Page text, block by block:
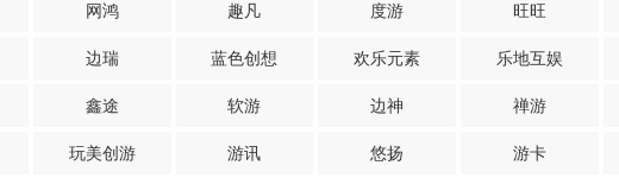
网鸿 趣凡 度游 旺旺
边瑞 蓝色创想 欢乐元素 乐地互娱
鑫途 软游 边神 禅游
玩美创游 游讯 悠扬 游卡